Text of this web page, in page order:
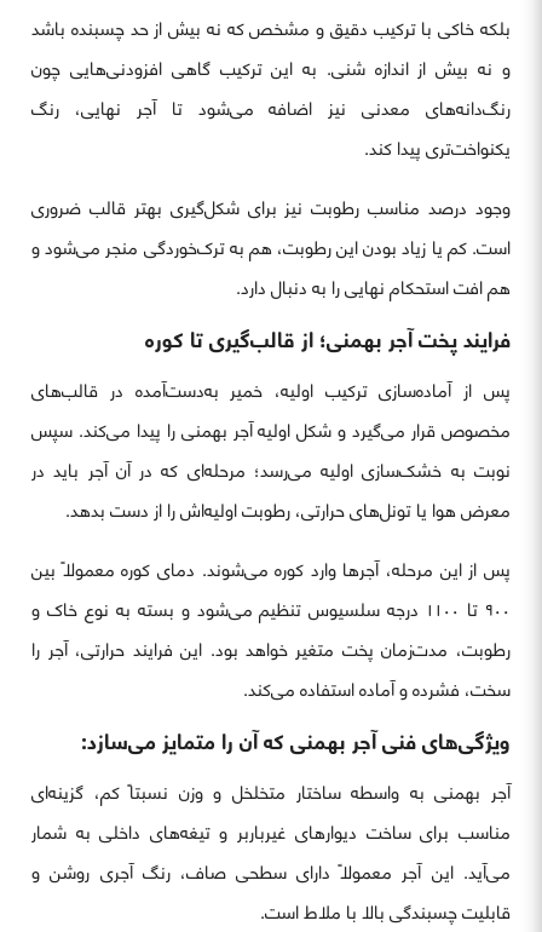
بلکه خاکی با ترکیب دقیق و مشخص که نه بیش از حد چسبنده باشد
و نه بیش از اندازه شنی. به این ترکیب گاهی افزودنی‌هایی چون
رنگ‌دانه‌های معدنی نیز اضافه می‌شود تا آجر نهایی، رنگ
یکنواخت‌تری پیدا کند.
وجود درصد مناسب رطوبت نیز برای شکل‌گیری بهتر قالب ضروری
است. کم یا زیاد بودن این رطوبت، هم به ترک‌خوردگی منجر می‌شود و
هم افت استحکام نهایی را به دنبال دارد.
فرایند پخت آجر بهمنی؛ از قالب‌گیری تا کوره
پس از آماده‌سازی ترکیب اولیه، خمیر به‌دست‌آمده در قالب‌های
مخصوص قرار می‌گیرد و شکل اولیه آجر بهمنی را پیدا می‌کند. سپس
نوبت به خشک‌سازی اولیه می‌رسد؛ مرحله‌ای که در آن آجر باید در
معرض هوا یا تونل‌های حرارتی، رطوبت اولیه‌اش را از دست بدهد.
پس از این مرحله، آجرها وارد کوره می‌شوند. دمای کوره معمولاً بین
۹۰۰ تا ۱۱۰۰ درجه سلسیوس تنظیم می‌شود و بسته به نوع خاک و
رطوبت، مدت‌زمان پخت متغیر خواهد بود. این فرایند حرارتی، آجر را
سخت، فشرده و آماده استفاده می‌کند.
ویژگی‌های فنی آجر بهمنی که آن را متمایز می‌سازد:
آجر بهمنی به واسطه ساختار متخلخل و وزن نسبتاً کم، گزینه‌ای
مناسب برای ساخت دیوارهای غیرباربر و تیغه‌های داخلی به شمار
می‌آید. این آجر معمولاً دارای سطحی صاف، رنگ آجری روشن و
قابلیت چسبندگی بالا با ملاط است.